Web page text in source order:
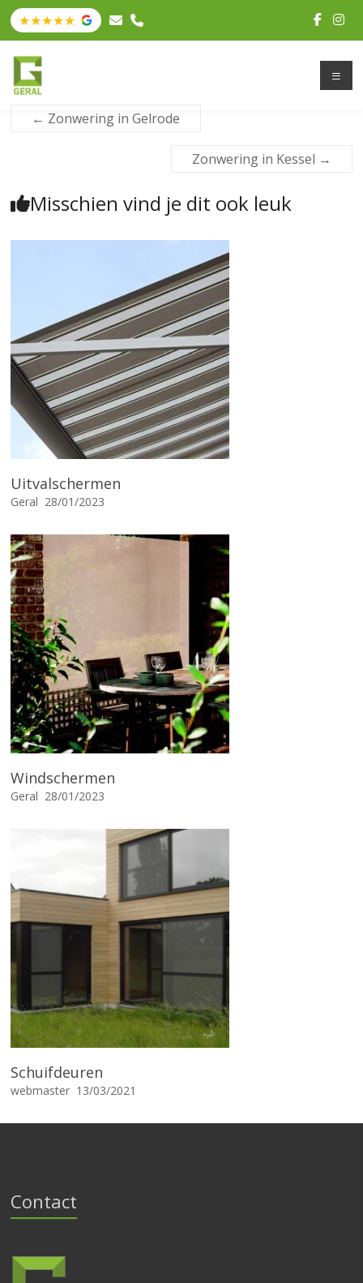
← Zonwering in Gelrode
Zonwering in Kessel →
Misschien vind je dit ook leuk
Uitvalschermen
Geral 28/01/2023
Windschermen
Geral 28/01/2023
Schuifdeuren
webmaster 13/03/2021
Contact